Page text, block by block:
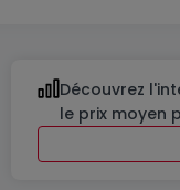
Découvrez
le prix moyen